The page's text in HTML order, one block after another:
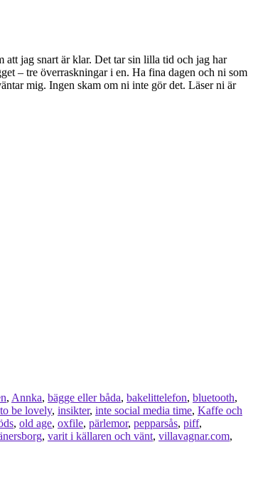
jag snart är klar. Det tar sin lilla tid och jag har
– tre överraskningar i en. Ha fina dagen och ni som
mig. Ingen skam om ni inte gör det. Läser ni är
, Annka, bägge eller båda, bakelittelefon, bluetooth,
be lovely, insikter, inte social media time, Kaffe och
, old age, oxfile, pärlemor, pepparsås, piff,
, varit i källaren och vänt, villavagnar.com,